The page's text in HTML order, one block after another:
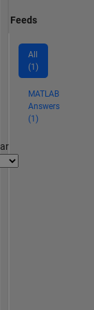
Feeds
All
(1)
MATLAB
Answers
(1)